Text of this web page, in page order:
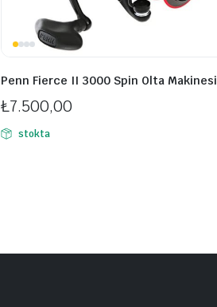
Penn Fierce II 3000 Spin Olta Makinesi
₺7.500,00
stokta